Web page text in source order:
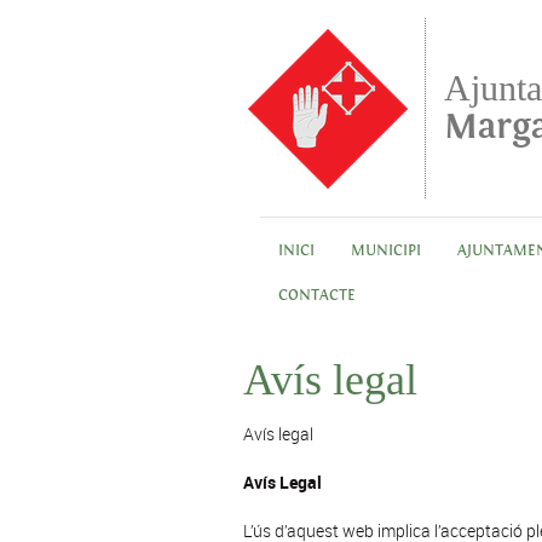
INICI MUNICIPI
CONTACTE
Avís legal
Avís legal
Avís Legal
L’ús d’aquest web implica